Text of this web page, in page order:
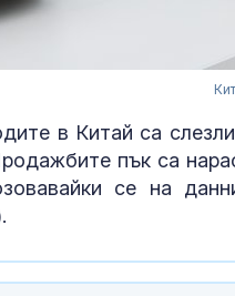
в Китай са
пък са
се на